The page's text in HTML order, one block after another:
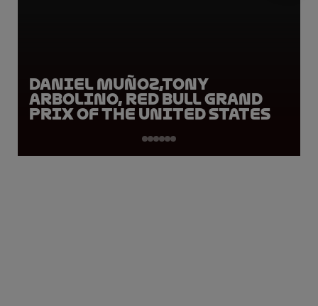
Daniel Muñoz,Tony
Arbolino, Red Bull Grand
Prix of the United States